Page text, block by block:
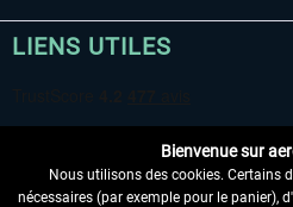
LIENS UTILES
Bienvenue sur
Nous utilisons des cookies. Certains
nécessaires (par exemple pour le panier),